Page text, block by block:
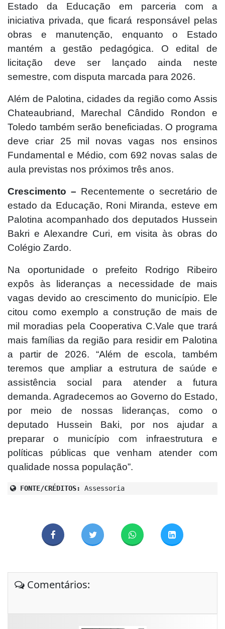
Estado da Educação em parceria com a
iniciativa privada, que ficará responsável pelas
obras e manutenção, enquanto o Estado
mantém a gestão pedagógica. O edital de
licitação deve ser lançado ainda neste
semestre, com disputa marcada para 2026.
Além de Palotina, cidades da região como Assis
Chateaubriand, Marechal Cândido Rondon e
Toledo também serão beneficiadas. O programa
deve criar 25 mil novas vagas nos ensinos
Fundamental e Médio, com 692 novas salas de
aula previstas nos próximos três anos.
Crescimento – Recentemente o secretário de
estado da Educação, Roni Miranda, esteve em
Palotina acompanhado dos deputados Hussein
Bakri e Alexandre Curi, em visita às obras do
Colégio Zardo.
Na oportunidade o prefeito Rodrigo Ribeiro
expôs às lideranças a necessidade de mais
vagas devido ao crescimento do município. Ele
citou como exemplo a construção de mais de
mil moradias pela Cooperativa C.Vale que trará
mais famílias da região para residir em Palotina
a partir de 2026. “Além de escola, também
teremos que ampliar a estrutura de saúde e
assistência social para atender a futura
demanda. Agradecemos ao Governo do Estado,
por meio de nossas lideranças, como o
deputado Hussein Baki, por nos ajudar a
preparar o município com infraestrutura e
políticas públicas que venham atender com
qualidade nossa população”.
FONTE/CRÉDITOS: Assessoria
Comentários: